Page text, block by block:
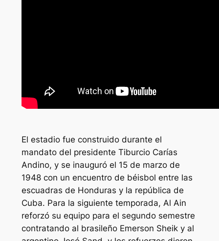
El estadio fue construido durante el
mandato del presidente Tiburcio Carías
Andino, y se inauguró el 15 de marzo de
1948 con un encuentro de béisbol entre las
escuadras de Honduras y la república de
Cuba. Para la siguiente temporada, Al Ain
reforzó su equipo para el segundo semestre
contratando al brasileño Emerson Sheik y al